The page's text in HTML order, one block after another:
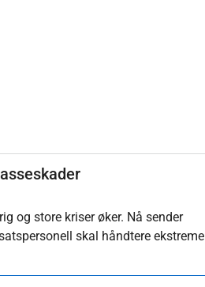
og store kriser øker. Nå sender
skal håndtere ekstreme